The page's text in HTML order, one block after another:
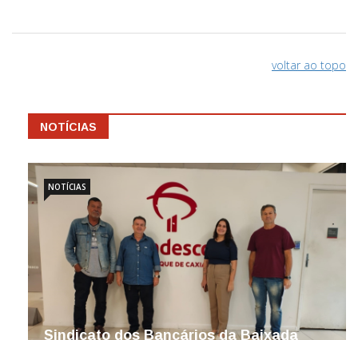
voltar ao topo
NOTÍCIAS
Sindicato dos Bancários da Baixada
NOTÍCIAS